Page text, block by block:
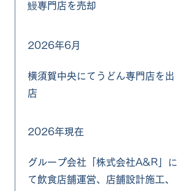
鰻専門店を売却
2026年6月
横須賀中央にてうどん専門店を出
店
2026年現在
グループ会社「株式会社A&R」に
て飲食店舗運営、店舗設計施工、